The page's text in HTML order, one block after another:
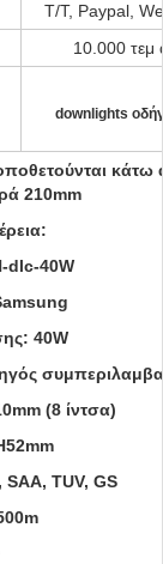
T/T, Paypal,
10.000 τεμ
downlights
210mm
dlc-40W
40W
(8 ίντσα)
SAA, TUV, GS